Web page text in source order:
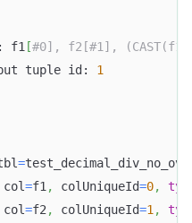
f1
[#0], f2[#1],
tuple id:
1
=
col=f1 , colUniqueId=0,
col=f2 , colUniqueId=1 ,